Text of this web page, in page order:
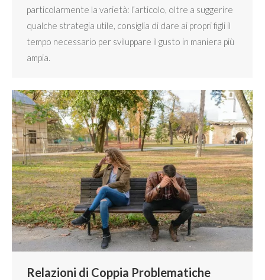
particolarmente la varietà: l’articolo, oltre a suggerire
qualche strategia utile, consiglia di dare ai propri figli il
tempo necessario per sviluppare il gusto in maniera più
ampia.
Relazioni di Coppia Problematiche